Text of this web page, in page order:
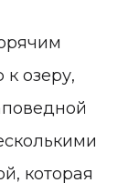
озеру,
которая